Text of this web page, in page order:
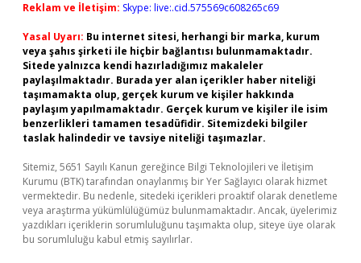
Reklam ve İletişim: Skype: live:.cid.575569c608265c69
Yasal Uyarı: Bu internet sitesi, herhangi bir marka, kurum
veya şahıs şirketi ile hiçbir bağlantısı bulunmamaktadır.
Sitede yalnızca kendi hazırladığımız makaleler
paylaşılmaktadır. Burada yer alan içerikler haber niteliği
taşımamakta olup, gerçek kurum ve kişiler hakkında
paylaşım yapılmamaktadır. Gerçek kurum ve kişiler ile isim
benzerlikleri tamamen tesadüfidir. Sitemizdeki bilgiler
taslak halindedir ve tavsiye niteliği taşımazlar.
Sitemiz, 5651 Sayılı Kanun gereğince Bilgi Teknolojileri ve İletişim
Kurumu (BTK) tarafından onaylanmış bir Yer Sağlayıcı olarak hizmet
vermektedir. Bu nedenle, sitedeki içerikleri proaktif olarak denetleme
veya araştırma yükümlülüğümüz bulunmamaktadır. Ancak, üyelerimiz
yazdıkları içeriklerin sorumluluğunu taşımakta olup, siteye üye olarak
bu sorumluluğu kabul etmiş sayılırlar.